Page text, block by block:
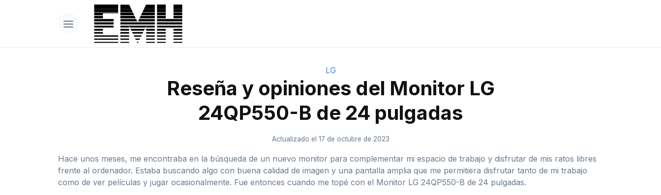
LG
Reseña y opiniones del Monitor LG
24QP550-B de 24 pulgadas
Actualizado el 17 de octubre de 2023
Hace unos meses, me encontraba en la búsqueda de un nuevo monitor para complementar mi espacio de trabajo y disfrutar de mis ratos libres
frente al ordenador. Estaba buscando algo con buena calidad de imagen y una pantalla amplia que me permitiera disfrutar tanto de mi trabajo
como de ver películas y jugar ocasionalmente. Fue entonces cuando me topé con el Monitor LG 24QP550-B de 24 pulgadas.